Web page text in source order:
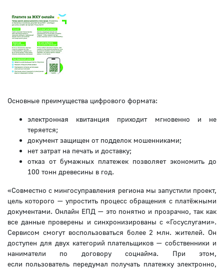
Основные преимущества цифрового формата:
электронная квитанция приходит мгновенно и не
теряется;
документ защищен от подделок мошенниками;
нет затрат на печать и доставку;
отказ от бумажных платежек позволяет экономить до
100 тонн древесины в год.
«Совместно с мингосуправления региона мы запустили проект,
цель которого — упростить процесс обращения с платёжными
документами. Онлайн ЕПД — это понятно и прозрачно, так как
все данные проверены и синхронизированы с «Госуслугами».
Сервисом смогут воспользоваться более 2 млн. жителей. Он
доступен для двух категорий плательщиков — собственники и
наниматели по договору соцнайма. При этом,
если пользователь передумал получать платежку электронно,